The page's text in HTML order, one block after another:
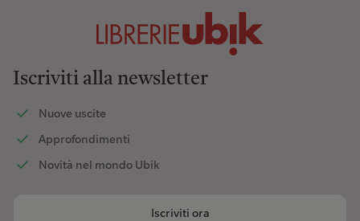
Iscriviti alla newsletter
Nuove uscite
Approfondimenti
Novità nel mondo Ubik
Iscriviti ora